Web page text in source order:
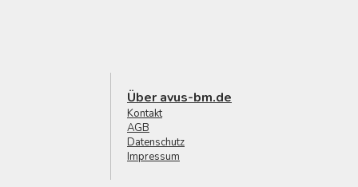
Über avus-bm.de
Kontakt
AGB
Datenschutz
Impressum